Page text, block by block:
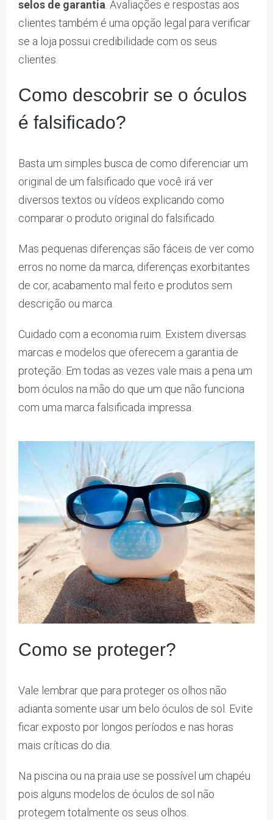
selos de garantia . Avaliações e respostas aos
clientes também é uma opção legal para verificar
se a loja possui credibilidade com os seus
clientes.
Como descobrir se o óculos
é falsificado?
Basta um simples busca de como diferenciar um
original de um falsificado que você irá ver
diversos textos ou vídeos explicando como
comparar o produto original do falsificado.
Mas pequenas diferenças são fáceis de ver como
erros no nome da marca, diferenças exorbitantes
de cor, acabamento mal feito e produtos sem
descrição ou marca.
Cuidado com a economia ruim. Existem diversas
marcas e modelos que oferecem a garantia de
proteção. Em todas as vezes vale mais a pena um
bom óculos na mão do que um que não funciona
com uma marca falsificada impressa.
Como se proteger?
Vale lembrar que para proteger os olhos não
adianta somente usar um belo óculos de sol. Evite
ficar exposto por longos períodos e nas horas
mais críticas do dia.
Na piscina ou na praia use se possível um chapéu
pois alguns modelos de óculos de sol não
protegem totalmente os seus olhos.